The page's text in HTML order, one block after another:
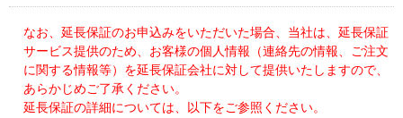
なお、延長保証のお申込みをいただいた場合、当社は、延長保証
サービス提供のため、お客様の個人情報（連絡先の情報、ご注文
に関する情報等）を延長保証会社に対して提供いたしますので、
あらかじめご了承ください。
延長保証の詳細については、以下をご参照ください。